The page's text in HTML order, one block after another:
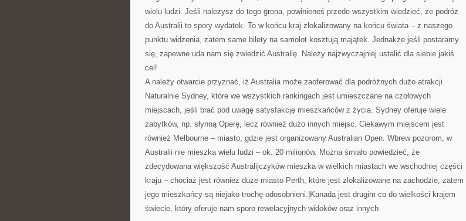
wielu ludzi. Jeśli należysz do tego grona, powinieneś przede wszystkim wiedzieć, że podróż
do Australii to spory wydatek. To w końcu kraj zlokalizowany na końcu świata – z naszego
punktu widzenia, zatem same bilety na samolot kosztują majątek. Jednakże jeśli postaramy
się, zapewne uda nam się zwiedzić Australię. Należy najzwyczajniej ustalić dla siebie jakiś
cel!
A należy otwarcie przyznać, iż Australia może zaoferować dla podróżnych dużo atrakcji.
Naturalnie Sydney, które we wszystkich rankingach jest umieszczane na czołowych
miejscach, jeśli brać pod uwagę satysfakcję mieszkańców z życia. Sydney oferuje wiele
zabytków, np. słynną Operę, lecz również dużo innych miejsc. Ciekawym miejscem jest
również Melbourne – miasto, gdzie jest organizowany Australian Open. Wbrew pozorom, w
Australii nie mieszka wielu ludzi – ok. 20 milionów. Można śmiało powiedzieć, że
zdecydowana większość Australijczyków mieszka w wielkich miastach we wschodniej części
kraju – chociaż jest również duże miasto Perth, które jest zlokalizowane na zachodzie, zatem
jego mieszkańcy są niejako trochę odosobnieni.|Kanada jest drugim co do wielkości krajem
świecie, który oferuje nam sporo rewelacyjnych widoków oraz innych